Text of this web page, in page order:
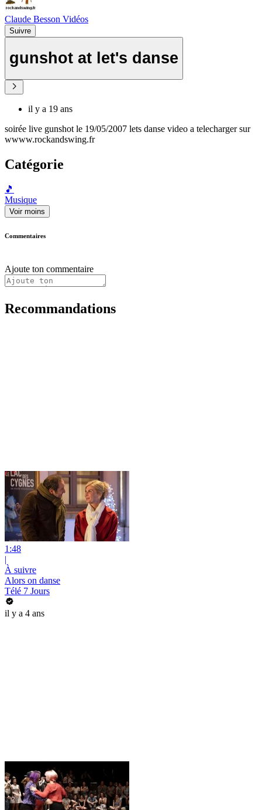
Claude Besson Vidéos
Suivre
gunshot at let's danse
il y a 19 ans
soirée live gunshot le 19/05/2007 lets danse video a telecharger sur
wwww.rockandswing.fr
Catégorie
🎵
Musique
Voir moins
Commentaires
Ajoute ton commentaire
Recommandations
1:48
|
À suivre
Alors on danse
Télé 7 Jours
il y a 4 ans